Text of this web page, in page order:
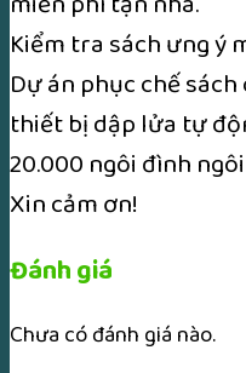
Kiểm tra sách ưng ý
Dự án phục chế
thiết bị dập lửa tự
20.000 ngôi đình
Xin cảm ơn!
Đánh giá
Chưa có đánh giá nào.